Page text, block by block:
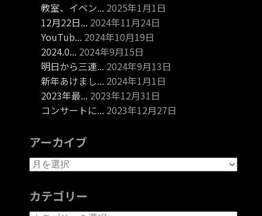
教室、イベン... 2025年1月1日
12月22日... 2024年11月24日
YouTub... 2024年10月19日
2024.0... 2024年9月15日
明日から三連... 2024年9月13日
新年あけまし... 2024年1月1日
2023年最... 2023年12月31日
コンサートに... 2023年12月27日
アーカイブ
カテゴリー